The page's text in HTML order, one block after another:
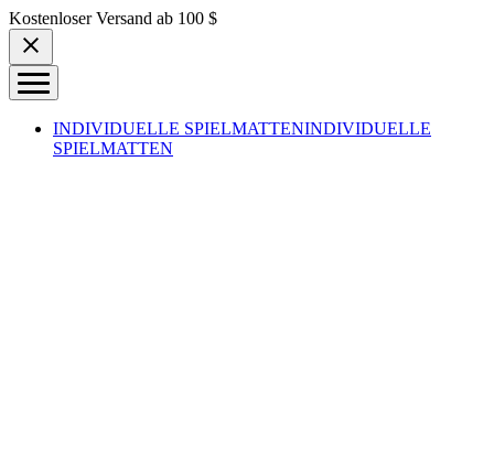
Skip to content
Kostenloser Versand ab 100 $
INDIVIDUELLE SPIELMATTENINDIVIDUELLE
SPIELMATTEN